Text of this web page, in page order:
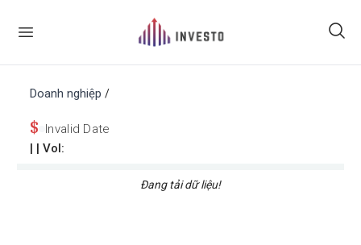
Doanh nghiệp /
$ Invalid Date
| | Vol:
Đang tải dữ liệu!